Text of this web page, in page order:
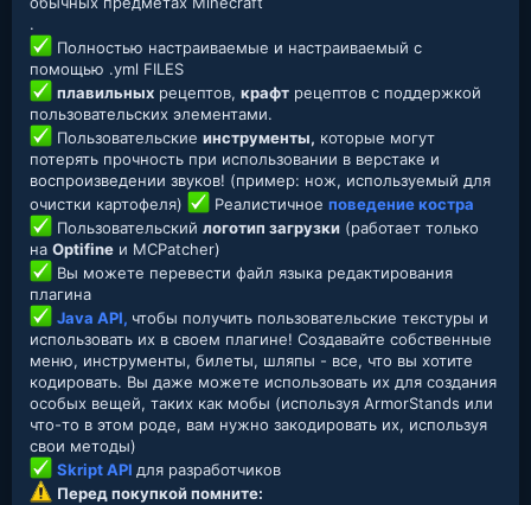
.
Полностью настраиваемые и настраиваемый с
помощью .yml FILES
плавильных рецептов,крафт рецептов с поддержкой
пользовательских элементами.
Пользовательскиеинструменты, которые могут
потерять прочность при использовании в верстаке и
воспроизведении звуков! (пример: нож, используемый для
очистки картофеля)
Реалистичноеповедение костра
Пользовательскийлоготип загрузки (работает только
на Optifine и MCPatcher)
Вы можете перевести файл языка редактирования
плагина
Java API, чтобы получить пользовательские текстуры и
использовать их в своем плагине! Создавайте собственные
меню, инструменты, билеты, шляпы - все, что вы хотите
кодировать. Вы даже можете использовать их для создания
особых вещей, таких как мобы (используя ArmorStands или
что-то в этом роде, вам нужно закодировать их, используя
свои методы)
Skript API для разработчиков
Перед покупкой помните: